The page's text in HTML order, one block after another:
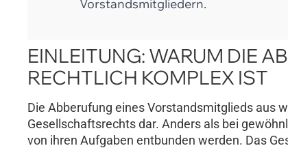
Vorstandsmitgliedern.
EINLEITUNG: WARUM DIE
RECHTLICH KOMPLEX IST
Die Abberufung eines Vorstandsmitglieds aus
Gesellschaftsrechts dar. Anders als bei
von ihren Aufgaben entbunden werden. Das